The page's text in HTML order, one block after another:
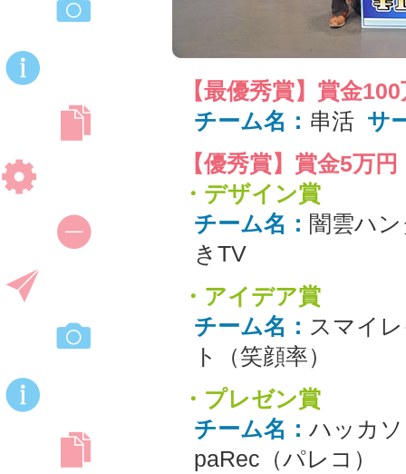
【最優秀賞】賞金
チーム名： 串活 サ
【優秀賞】賞金5万円
・デザイン賞
チーム名： 闇雲ハ
きTV
・アイデア賞
チーム名： スマイ
ト（笑顔率）
・プレゼン賞
チーム名： ハッカ
paRec（パレコ）